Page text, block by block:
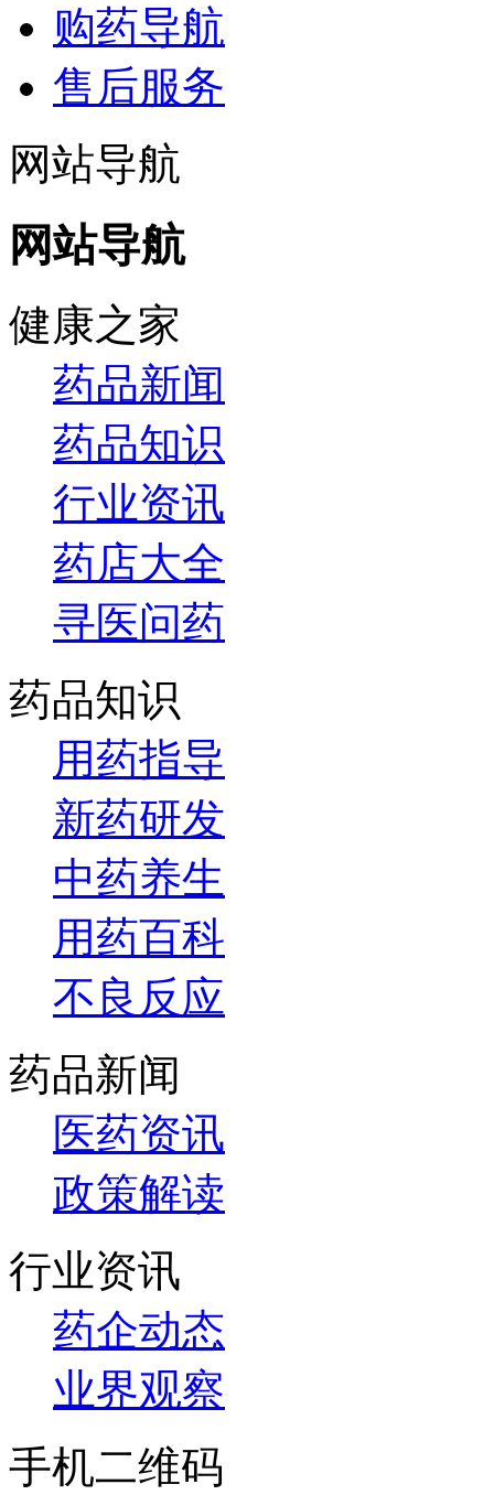
购药导航
售后服务
网站导航
网站导航
健康之家
药品新闻
药品知识
行业资讯
药店大全
寻医问药
药品知识
用药指导
新药研发
中药养生
用药百科
不良反应
药品新闻
医药资讯
政策解读
行业资讯
药企动态
业界观察
手机二维码